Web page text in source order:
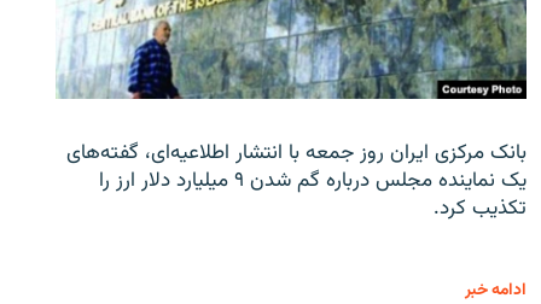
بانک مرکزی ایران روز جمعه با انتشار اطلاعیه‌ای، گفته‌های
یک نماینده مجلس درباره گم شدن ۹ میلیارد دلار ارز را
تکذیب کرد.
ادامه خبر